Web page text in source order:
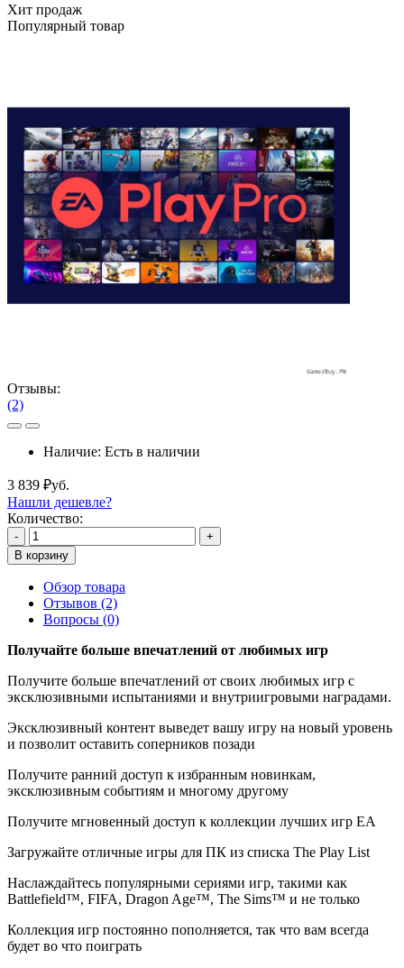
Хит продаж
Популярный товар
Отзывы:
(2)
Наличие: Есть в наличии
3 839 ₽уб.
Нашли дешевле?
Количество:
-
+
В корзину
Обзор товара
Отзывов (2)
Вопросы (0)
Получайте больше впечатлений от любимых игр
Получите больше впечатлений от своих любимых игр с
эксклюзивными испытаниями и внутриигровыми наградами.
Эксклюзивный контент выведет вашу игру на новый уровень
и позволит оставить соперников позади
Получите ранний доступ к избранным новинкам,
эксклюзивным событиям и многому другому
Получите мгновенный доступ к коллекции лучших игр EA
Загружайте отличные игры для ПК из списка The Play List
Наслаждайтесь популярными сериями игр, такими как
Battlefield™, FIFA, Dragon Age™, The Sims™ и не только
Коллекция игр постоянно пополняется, так что вам всегда
будет во что поиграть